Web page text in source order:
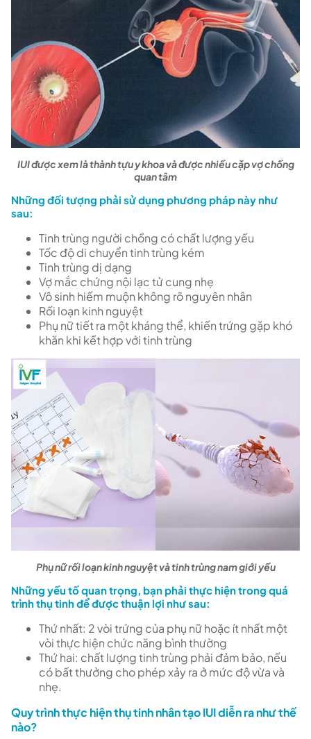
IUI được xem là thành tựu y khoa và được nhiều cặp vợ chồng
quan tâm
Những đối tượng phải sử dụng phương pháp này như
sau:
Tinh trùng người chồng có chất lượng yếu
Tốc độ di chuyển tinh trùng kém
Tinh trùng dị dạng
Vợ mắc chứng nội lạc tử cung nhẹ
Vô sinh hiếm muộn không rõ nguyên nhân
Rối loạn kinh nguyệt
Phụ nữ tiết ra một kháng thể, khiến trứng gặp khó
khăn khi kết hợp với tinh trùng
Phụ nữ rối loạn kinh nguyệt và tinh trùng nam giới yếu
Những yếu tố quan trọng, bạn phải thực hiện trong quá
trình thụ tinh để được thuận lợi như sau:
Thứ nhất: 2 vòi trứng của phụ nữ hoặc ít nhất một
vòi thực hiện chức năng bình thường
Thứ hai: chất lượng tinh trùng phải đảm bảo, nếu
có bất thưởng cho phép xảy ra ở mức độ vừa và
nhẹ.
Quy trình thực hiện thụ tinh nhân tạo IUI diễn ra như thế
nào?